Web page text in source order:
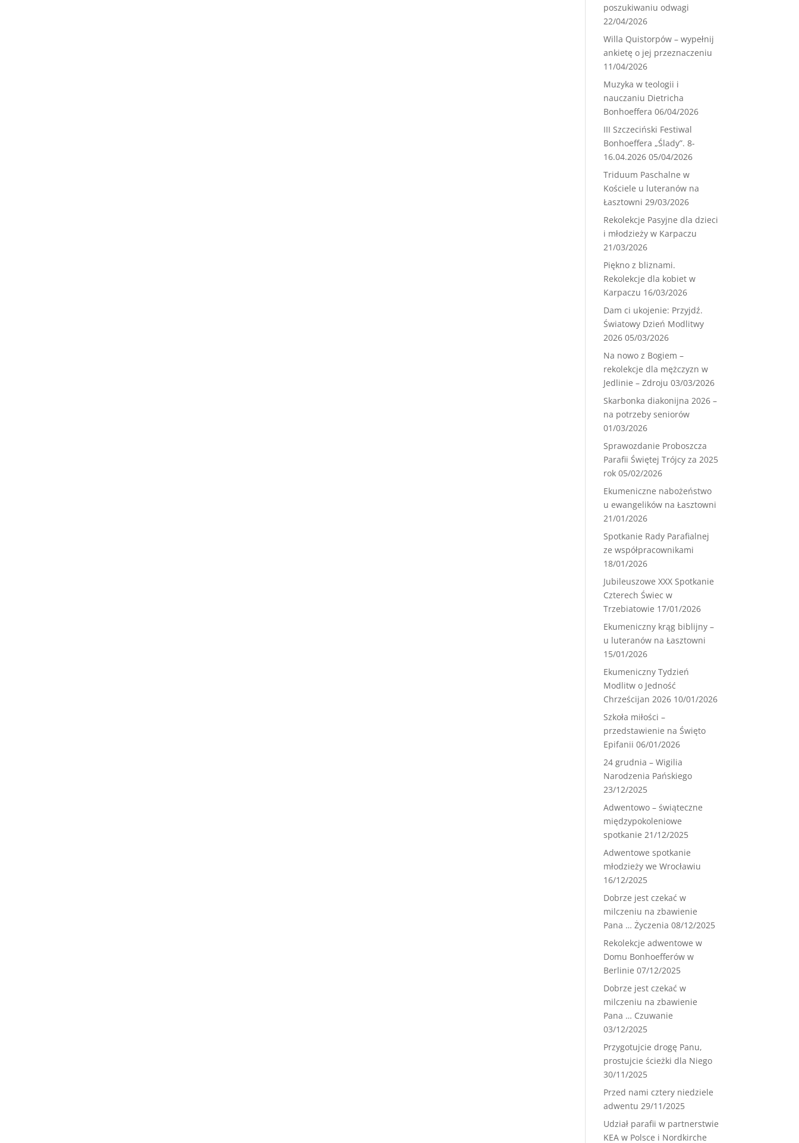
poszukiwaniu odwagi
22/04/2026
Willa Quistorpów – wypełnij
ankietę o jej przeznaczeniu
11/04/2026
Muzyka w teologii i
nauczaniu Dietricha
Bonhoeffera 06/04/2026
III Szczeciński Festiwal
Bonhoeffera „Ślady”. 8-
16.04.2026 05/04/2026
Triduum Paschalne w
Kościele u luteranów na
Łasztowni 29/03/2026
Rekolekcje Pasyjne dla dzieci
i młodzieży w Karpaczu
21/03/2026
Piękno z bliznami.
Rekolekcje dla kobiet w
Karpaczu 16/03/2026
Dam ci ukojenie: Przyjdź.
Światowy Dzień Modlitwy
2026 05/03/2026
Na nowo z Bogiem –
rekolekcje dla mężczyzn w
Jedlinie – Zdroju 03/03/2026
Skarbonka diakonijna 2026 –
na potrzeby seniorów
01/03/2026
Sprawozdanie Proboszcza
Parafii Świętej Trójcy za 2025
rok 05/02/2026
Ekumeniczne nabożeństwo
u ewangelików na Łasztowni
21/01/2026
Spotkanie Rady Parafialnej
ze współpracownikami
18/01/2026
Jubileuszowe XXX Spotkanie
Czterech Świec w
Trzebiatowie 17/01/2026
Ekumeniczny krąg biblijny –
u luteranów na Łasztowni
15/01/2026
Ekumeniczny Tydzień
Modlitw o Jedność
Chrześcijan 2026 10/01/2026
Szkoła miłości –
przedstawienie na Święto
Epifanii 06/01/2026
24 grudnia – Wigilia
Narodzenia Pańskiego
23/12/2025
Adwentowo – świąteczne
międzypokoleniowe
spotkanie 21/12/2025
Adwentowe spotkanie
młodzieży we Wrocławiu
16/12/2025
Dobrze jest czekać w
milczeniu na zbawienie
Pana … Życzenia 08/12/2025
Rekolekcje adwentowe w
Domu Bonhoefferów w
Berlinie 07/12/2025
Dobrze jest czekać w
milczeniu na zbawienie
Pana … Czuwanie
03/12/2025
Przygotujcie drogę Panu,
prostujcie ścieżki dla Niego
30/11/2025
Przed nami cztery niedziele
adwentu 29/11/2025
Udział parafii w partnerstwie
KEA w Polsce i Nordkirche